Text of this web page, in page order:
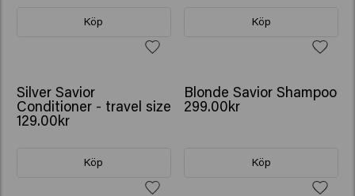
Köp Köp
Silver Savior
Conditioner - travel size
129.00kr
Köp
Blonde Savior Shampoo
299.00kr
Köp